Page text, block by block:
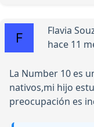
Flavia
hace 11
La Number 10 es
nativos,mi hijo
preocupación es